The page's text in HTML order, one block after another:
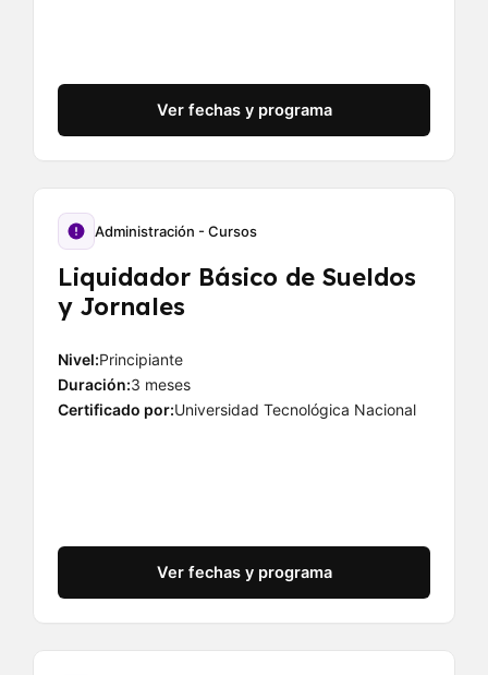
Ver fechas y programa
Administración - Cursos
Liquidador Básico de Sueldos
y Jornales
Nivel:Principiante
Duración:3 meses
Certificado por:Universidad Tecnológica Nacional
Ver fechas y programa